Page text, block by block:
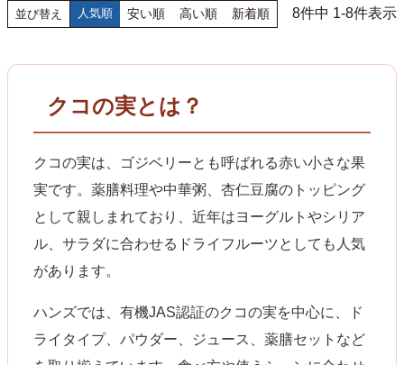
並び替え 人気順 安い順 高い順 新着順 8件中 1-8件表示
クコの実とは？
クコの実は、ゴジベリーとも呼ばれる赤い小さな果
実です。薬膳料理や中華粥、杏仁豆腐のトッピング
として親しまれており、近年はヨーグルトやシリア
ル、サラダに合わせるドライフルーツとしても人気
があります。
ハンズでは、有機JAS認証のクコの実を中心に、ド
ライタイプ、パウダー、ジュース、薬膳セットなど